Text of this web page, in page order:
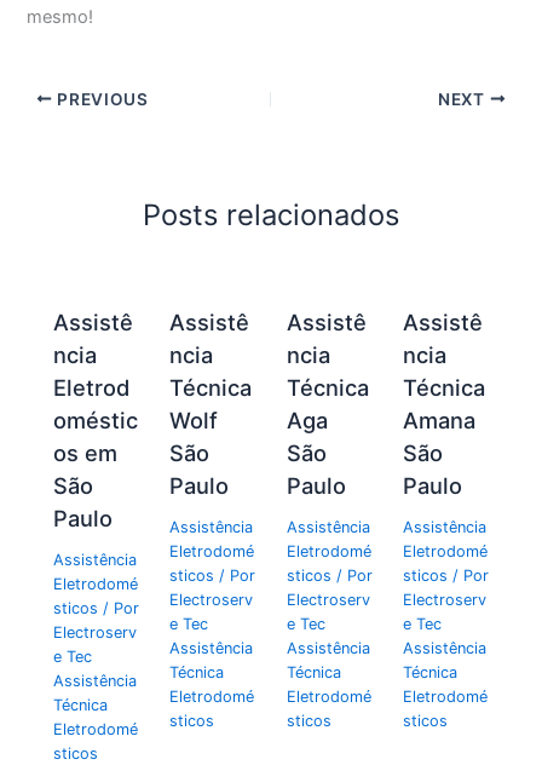
mesmo!
PREVIOUS NEXT
Posts relacionados
Assistê
ncia
Eletrod
oméstic
os em
São
Paulo
Assistência
Eletrodomé
sticos / Por
Electroserv
e Tec
Assistência
Técnica
Eletrodomé
sticos
Assistê
ncia
Técnica
Wolf
São
Paulo
Assistência
Eletrodomé
sticos / Por
Electroserv
e Tec
Assistência
Técnica
Eletrodomé
sticos
Assistê
ncia
Técnica
Aga
São
Paulo
Assistência
Eletrodomé
sticos / Por
Electroserv
e Tec
Assistência
Técnica
Eletrodomé
sticos
Assistê
ncia
Técnica
Amana
São
Paulo
Assistência
Eletrodomé
sticos / Por
Electroserv
e Tec
Assistência
Técnica
Eletrodomé
sticos